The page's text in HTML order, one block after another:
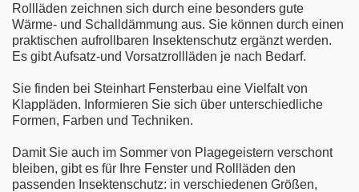
Rollläden zeichnen sich durch eine besonders gute
Wärme- und Schalldämmung aus. Sie können durch einen
praktischen aufrollbaren Insektenschutz ergänzt werden.
Es gibt Aufsatz-und Vorsatzrollläden je nach Bedarf.
Sie finden bei Steinhart Fensterbau eine Vielfalt von
Klappläden. Informieren Sie sich über unterschiedliche
Formen, Farben und Techniken.
Damit Sie auch im Sommer von Plagegeistern verschont
bleiben, gibt es für Ihre Fenster und Rollläden den
passenden Insektenschutz: in verschiedenen Größen,